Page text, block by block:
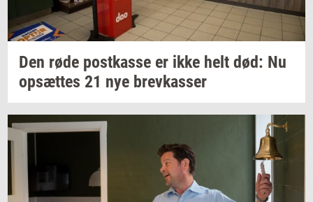
Den røde po­st­kas­se er ikke helt død: Nu
op­sæt­tes 21 nye brev­kas­ser